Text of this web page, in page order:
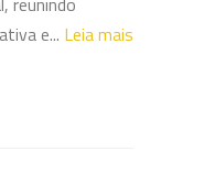
e... Leia mais